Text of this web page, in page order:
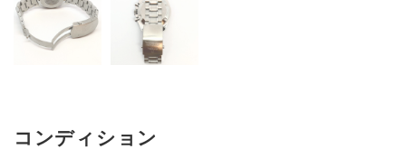
コンディション